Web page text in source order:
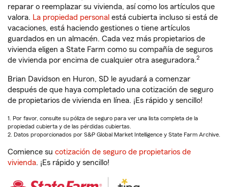
reparar o reemplazar su vivienda, así como los artículos que
valora. La propiedad personal está cubierta incluso si está de
vacaciones, está haciendo gestiones o tiene artículos
guardados en un almacén. Cada vez más propietarios de
vivienda eligen a State Farm como su compañía de seguros
de vivienda por encima de cualquier otra aseguradora.2
Brian Davidson en Huron, SD le ayudará a comenzar
después de que haya completado una cotización de seguro
de propietarios de vivienda en línea. ¡Es rápido y sencillo!
1. Por favor, consulte su póliza de seguro para ver una lista completa de la
propiedad cubierta y de las pérdidas cubiertas.
2. Datos proporcionados por S&P Global Market Intelligence y State Farm Archive.
Comience su cotización de seguro de propietarios de
vivienda. ¡Es rápido y sencillo!